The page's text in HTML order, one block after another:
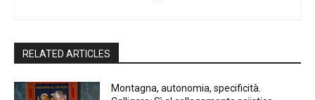
RELATED ARTICLES
Montagna, autonomia, specificità.